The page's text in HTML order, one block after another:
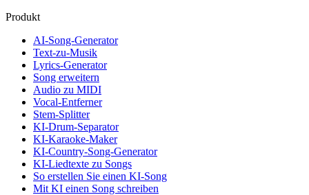
Produkt
AI-Song-Generator
Text-zu-Musik
Lyrics-Generator
Song erweitern
Audio zu MIDI
Vocal-Entferner
Stem-Splitter
KI-Drum-Separator
KI-Karaoke-Maker
KI-Country-Song-Generator
KI-Liedtexte zu Songs
So erstellen Sie einen KI-Song
Mit KI einen Song schreiben